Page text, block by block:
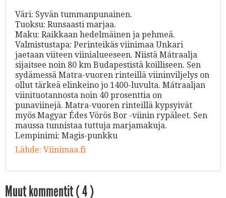
Väri: Syvän tummanpunainen.
Tuoksu: Runsaasti marjaa.
Maku: Raikkaan hedelmäinen ja pehmeä.
Valmistustapa: Perinteikäs viinimaa Unkari
jaetaan viiteen viinialueeseen. Niistä Mátraalja
sijaitsee noin 80 km Budapestistä koilliseen. Sen
sydämessä Matra-vuoren rinteillä viininviljelys on
ollut tärkeä elinkeino jo 1400-luvulta. Mátraaljan
viinituotannosta noin 40 prosenttia on
punaviinejä. Matra-vuoren rinteillä kypsyivät
myös Magyar Édes Vörös Bor -viinin rypäleet. Sen
maussa tunnistaa tuttuja marjamakuja.
Lempinimi: Magis-punkku
Lähde: Viinimaa.fi
Muut kommentit (4)